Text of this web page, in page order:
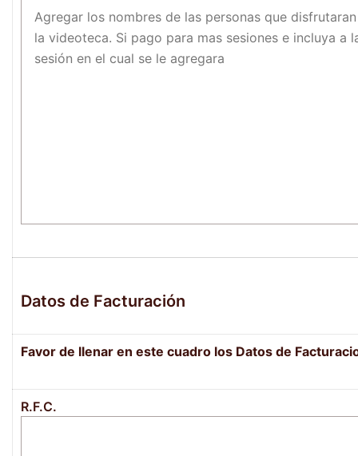
Datos de Facturación
Favor de llenar en este cuadro los Datos de
R.F.C.